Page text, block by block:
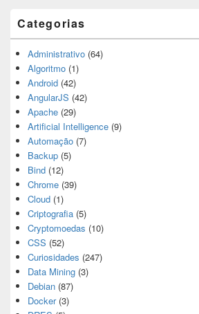
Categorias
Administrativo (64)
Algoritmo (1)
Android (42)
AngularJS (42)
Apache (29)
Artificial Intelligence (9)
Automação (7)
Backup (5)
Bind (12)
Chrome (39)
Cloud (1)
Criptografia (5)
Cryptomoedas (10)
CSS (52)
Curiosidades (247)
Data Mining (3)
Debian (87)
Docker(3)